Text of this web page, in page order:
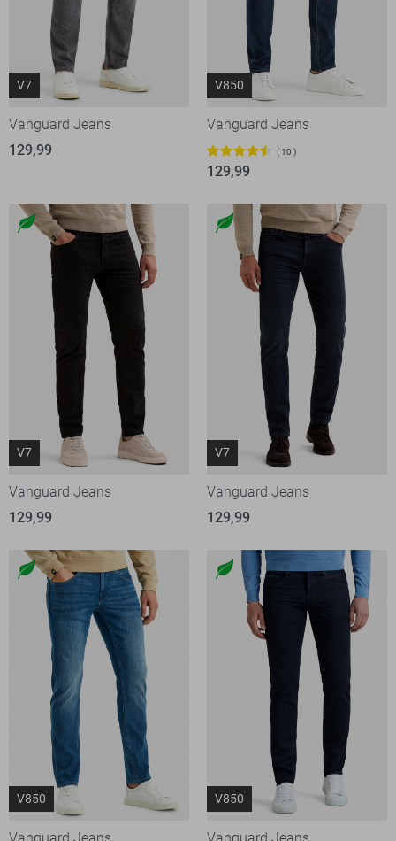
V7
Vanguard Jeans
129,99
V850
Vanguard Jeans
10
129,99
V7
Vanguard Jeans
129,99
V7
Vanguard Jeans
129,99
V850 V850